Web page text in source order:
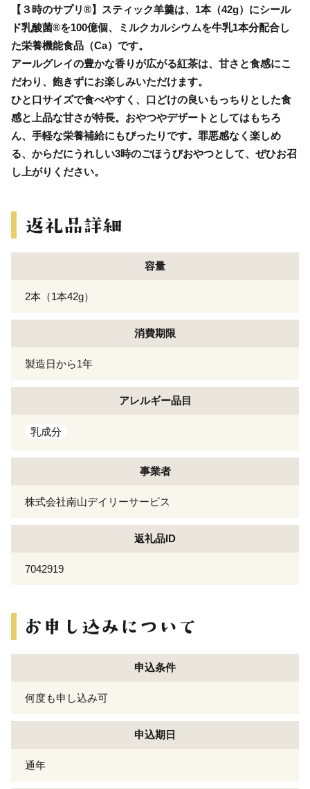
【３時のサプリ®】スティック羊羹は、1本（42g）にシール
ド乳酸菌®を100億個、ミルクカルシウムを牛乳1本分配合し
た栄養機能食品（Ca）です。
アールグレイの豊かな香りが広がる紅茶は、甘さと食感にこ
だわり、飽きずにお楽しみいただけます。
ひと口サイズで食べやすく、口どけの良いもっちりとした食
感と上品な甘さが特長。おやつやデザートとしてはもちろ
ん、手軽な栄養補給にもぴったりです。罪悪感なく楽しめ
る、からだにうれしい3時のごほうびおやつとして、ぜひお召
し上がりください。
容量
2本（1本42g）
消費期限
製造日から1年
アレルギー品目
乳成分
事業者
株式会社南山デイリーサービス
返礼品ID
7042919
申込条件
何度も申し込み可
申込期日
通年